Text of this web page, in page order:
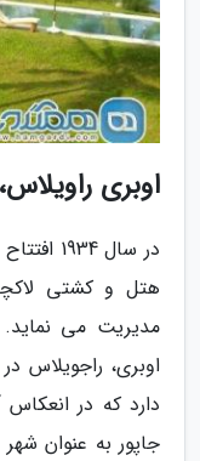
اوبری
در سال
هتل و کشتی
مدیریت می
اوبری، راجویلاس
دارد که در
جاپور به عنوان